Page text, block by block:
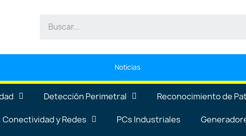
Noticias
Detección Perimetral Reconocimiento de
Conectividad y Redes PCs Industriales